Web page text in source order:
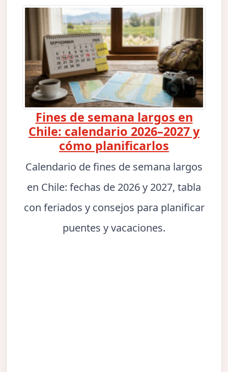
Fines de semana largos en
Chile: calendario 2026–2027 y
cómo planificarlos
Calendario de fines de semana largos
en Chile: fechas de 2026 y 2027, tabla
con feriados y consejos para planificar
puentes y vacaciones.